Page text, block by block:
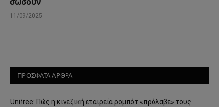
11/09/2025
ΠΡΟΣΦΑΤΑ ΑΡΘΡΑ
Unitree: Πώς η κινεζική εταιρεία ρομπότ «πρόλαβε» τους